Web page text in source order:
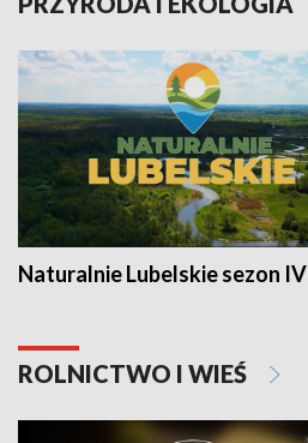
Naturalnie Lubelskie sezon IV
ROLNICTWO I WIEŚ